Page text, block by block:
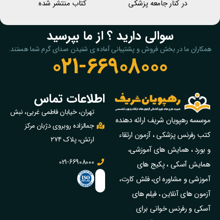
در کنار جامعه پزشکی کتاب منتشر شده
سوالی دارید ؟ از ما بپرسید
همکاران ما در بخش فروش و پشتیبانی آماده ی شنیدن صدای گرم شما هستند.
021-66908000
موسسه رهپویان شریف ارائه دهنده
کتب رفرنس پزشکی ، آزمون ارتقاء
و بورد ، همایش های آموزشی،
همایش آسکی ، پکیج‌ های
آموزشی و مشاوره‌ ای، فلش کارت،
آزمون‌ های آنلاین ، فیلم‌ های
آسکی و رفرنس خوانی برای
اطلاعات تماس
تهران، خیابان فاطمی غربی، نبش
جمالزاده روبروی دژبان مرکز
ارتش، پلاک ۲۷۴
021-66908000